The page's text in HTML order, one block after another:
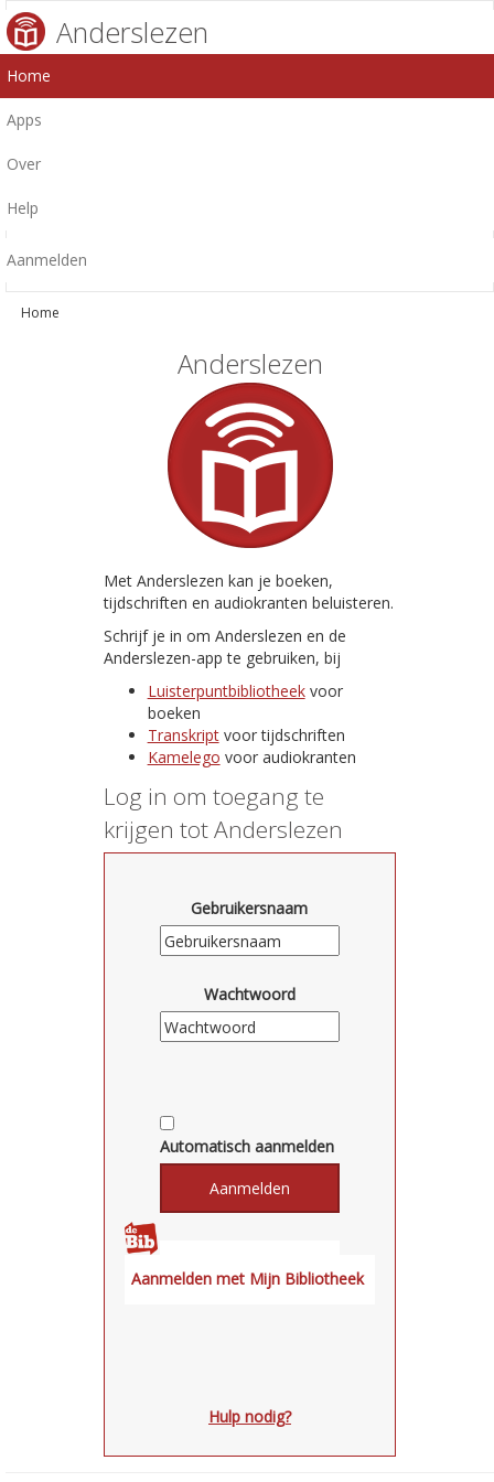
Anderslezen
Home
Apps
Over
Help
Aanmelden
Home
Anderslezen
Met Anderslezen kan je boeken,
tijdschriften en audiokranten beluisteren.
Schrijf je in om Anderslezen en de
Anderslezen-app te gebruiken, bij
Luisterpuntbibliotheekvoor
boeken
Transkriptvoor tijdschriften
Kamelego voor audiokranten
Log in om toegang te
krijgen tot Anderslezen
Gebruikersnaam
Wachtwoord
Automatisch aanmelden
Hulp nodig?